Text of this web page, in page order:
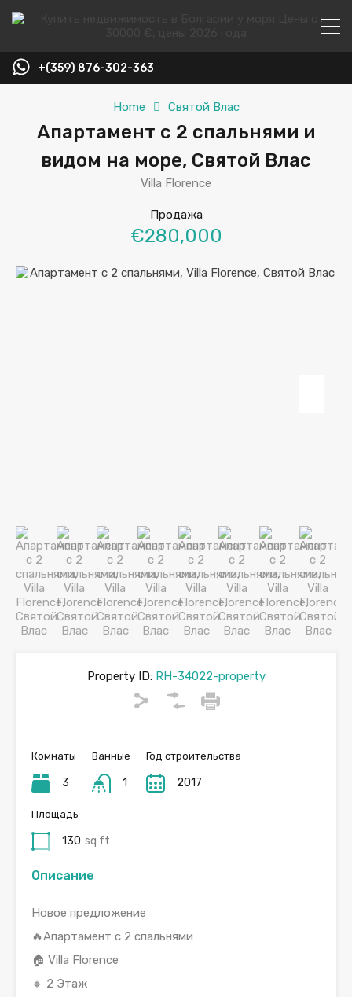
+(359) 876-302-363
Home Святой Влас
Апартамент с 2 спальнями и
видом на море, Святой Влас
Villa Florence
Продажа
€280,000
Property ID:RH-34022-property
Комнаты
3
Ванные
1
Год строительства
2017
Площадь
130 sq ft
Описание
Новое предложение
🔥Апартамент с 2 спальнями
🏠 Villa Florence
🔸 2 Этаж